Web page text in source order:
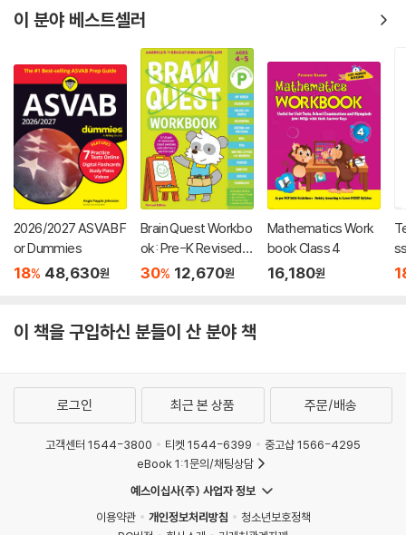
이 분야 베스트셀러
2026/2027 ASVAB F
or Dummies
18% 48,630원
Brain Quest Workbo
ok: Pre-K Revised E
dition
30% 12,670원
Mathematics Work
book Class 4
16,180원
s
이 책을 구입하신 분들이 산 분야 책
로그인 최근 본 상품 주문/배송
고객센터 1544-3800 티켓 1544-6399
중고샵 1566-4295
eBook 1:1문의/채팅상담
예스이십사(주) 사업자 정보
이용약관
개인정보처리방침
청소년보호정책